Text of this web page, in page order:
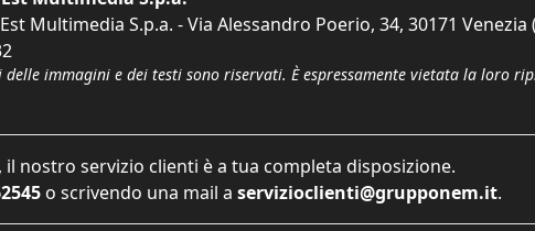
Multimedia S.p.a. - Via Alessandro Poerio, 34, 30171 Venezia
immagini e dei testi sono riservati. È espressamente vietata la loro
nostro servizio clienti è a tua completa disposizione.
o scrivendo una mail a servizioclienti@grupponem.it.